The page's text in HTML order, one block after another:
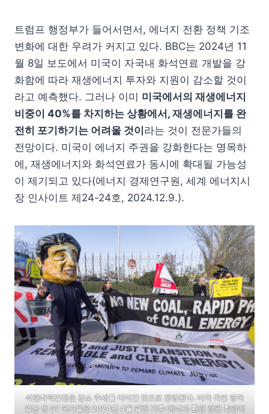
트럼프 행정부가 들어서면서, 에너지 전환 정책 기조
변화에 대한 우려가 커지고 있다. BBC는 2024년 11
월 8일 보도에서 미국이 자국내 화석연료 개발을 강
화함에 따라 재생에너지 투자와 지원이 감소할 것이
라고 예측했다. 그러나 이미 미국에서의 재생에너지
비중이 40%를 차지하는 상황에서, 재생에너지를 완
전히 포기하기는 어려울 것이라는 것이 전문가들의
전망이다. 미국이 에너지 주권을 강화한다는 명목하
에, 재생에너지와 화석연료가 동시에 확대될 가능성
이 제기되고 있다(에너지 경제연구원, 세계 에너지시
장 인사이트 제24-24호, 2024.12.9.).
석탄화력발전은 감소 추세를 이어갈 것으로 전망된다. 미국 독일 영국
일본 등 G7 국가들은 2024년 4월 열린 기후·에너지·환경 장관 회담에